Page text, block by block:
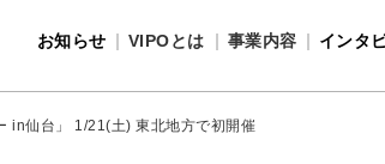
お知らせ VIPOとは
VIPOとは
事業内容
インタ
in仙台」 1/21(土) 東北地方で初開催